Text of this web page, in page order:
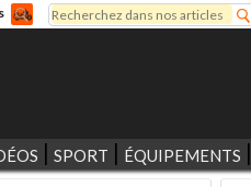
Formulaire de
Rechercher
SPORT ÉQUIPEMENTS